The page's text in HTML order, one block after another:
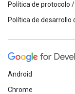
Política de protocolo /
Política de desarrollo
Android
Chrome